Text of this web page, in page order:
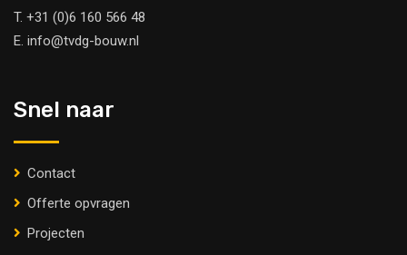
T. +31 (0)6 160 566 48
E. info@tvdg-bouw.nl
Snel naar
Contact
Offerte opvragen
Projecten